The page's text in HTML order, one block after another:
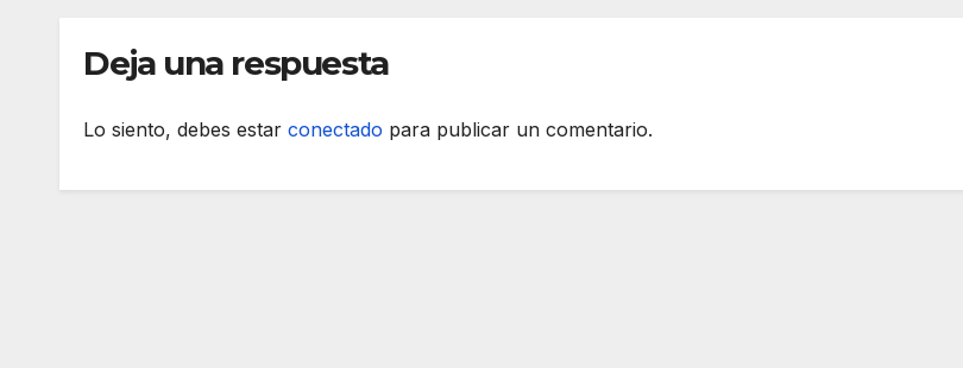
Deja una respuesta
Lo siento, debes estar conectado para publicar un comentario.